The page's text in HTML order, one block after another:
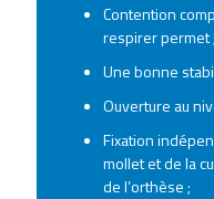
Contention
respirer permet ;
Une bonne
Ouverture au
Fixation
mollet et de la
de l’orthèse ;